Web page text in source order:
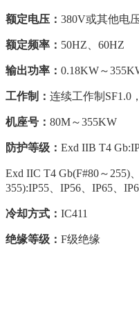
额定电压： 380V或其他电
额定频率： 50HZ 、60HZ
输出功率： 0.18KW～
工作制： 连续工作制SF1.0
机座号： 80M～355KW
防护等级： Exd IIB T4 Gb:
Exd IIC T4 Gb(F#80～255)
355):IP55、IP56、IP65、
冷却方式： IC411
绝缘等级： F级绝缘